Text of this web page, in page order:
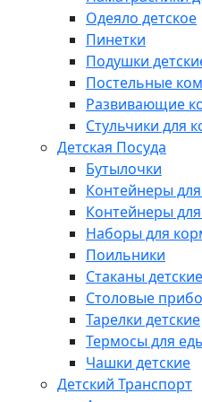
Одеяло детское
Пинетки
Подушки
Постельные
Развивающие
Стульчики для
Детская Посуда
Бутылочки
Контейнеры
Контейнеры
Наборы для
Поильники
Стаканы детские
Столовые
Тарелки детские
Термосы для
Чашки детские
Детский Транспорт